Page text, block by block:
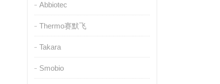
Abbiotec
Thermo赛默飞
Takara
Smobio